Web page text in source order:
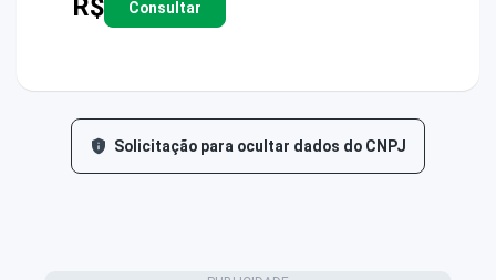
R$ Consultar
Solicitação para ocultar dados do CNPJ